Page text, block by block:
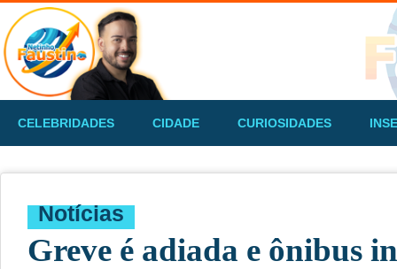
CELEBRIDADES CIDADE CURIOSIDADES
Notícias
Greve é adiada e ônibus